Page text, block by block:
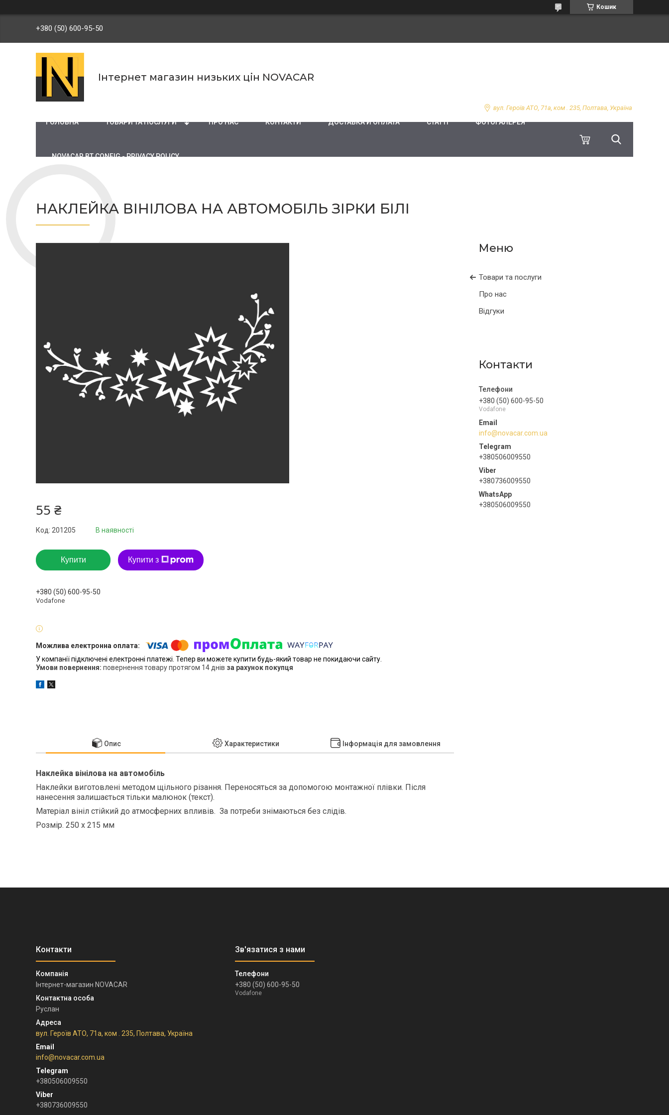
Кошик
+380 (50) 600-95-50
Інтернет магазин низьких цін NOVACAR
вул. Героїв АТО, 71а, ком . 235, Полтава, Україна
ГОЛОВНА ТОВАРИ ТА ПОСЛУГИ ПРО НАС КОНТАКТИ ДОСТАВКА И ОПЛАТА СТАТТІ ФОТОГАЛЕРЕЯ
NOVACAR BT CONFIG - PRIVACY POLICY
НАКЛЕЙКА ВІНІЛОВА НА АВТОМОБІЛЬ ЗІРКИ БІЛІ
Товари та послуги
Про нас
Відгуки
Контакти
+380 (50) 600-95-50
Vodafone
info@novacar.com.ua
+380506009550
+380736009550
+380506009550
55 ₴
В наявності
Код: 201205
Купити Купити з
+380 (50) 600-95-50
Vodafone
У компанії підключені електронні платежі. Тепер ви можете купити будь-який товар не покидаючи сайту.
повернення товару протягом 14 днів за рахунок покупця
Опис Характеристики Інформація для замовлення
Наклейка вінілова на автомобіль
Наклейки виготовлені методом щільного різання. Переносяться за допомогою монтажної плівки. Після
нанесення залишається тільки малюнок (текст).
Матеріал вініл стійкий до атмосферних впливів. За потреби знімаються без слідів.
Розмір. 250 х 215 мм
Інтернет-магазин NOVACAR
Руслан
вул. Героїв АТО, 71а, ком . 235, Полтава, Україна
info@novacar.com.ua
+380506009550
+380736009550
+380 (50) 600-95-50
Vodafone